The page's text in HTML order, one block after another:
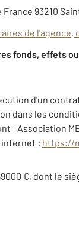
France 93210
de l'agence,
fonds, effets
d'un
dans les
internet : https://
€, dont le